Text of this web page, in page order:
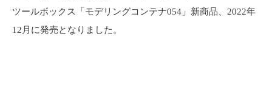
ツールボックス「モデリングコンテナ054」新商品、2022年
12月に発売となりました。
お問合せ